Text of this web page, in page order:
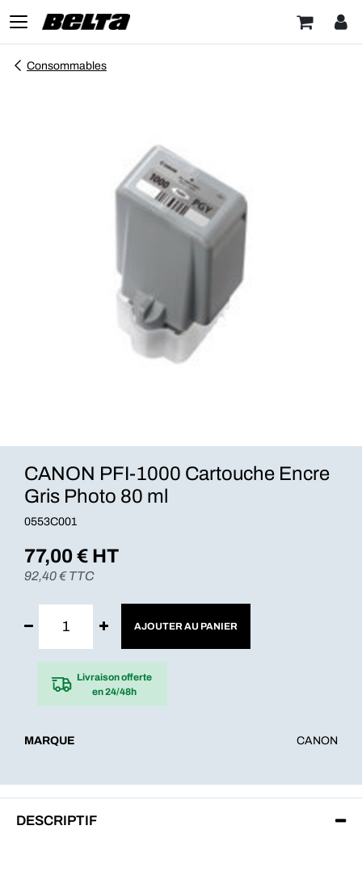
Consommables
CANON PFI-1000 Cartouche Encre
Gris Photo 80 ml
0553C001
77,00€ HT
92,40€ TTC
AJOUTER AU PANIER
Livraison offerte
en 24/48h
MARQUE CANON
DESCRIPTIF